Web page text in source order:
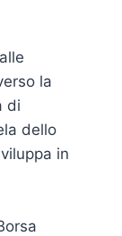
la
di
dello
in